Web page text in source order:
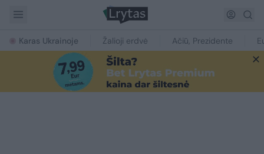
Karas Ukrainoje Žalioji erdvė Ačiū, Prezidente